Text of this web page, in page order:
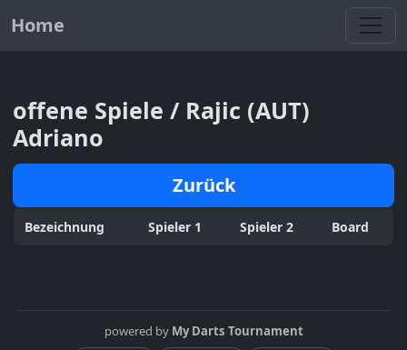
Home
offene Spiele / Rajic (AUT)
Adriano
Zurück
Bezeichnung Spieler 1 Spieler 2 Board
powered by My Darts Tournament